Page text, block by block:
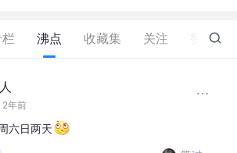
沸点 收藏集 关注 181
2年前
六日两天